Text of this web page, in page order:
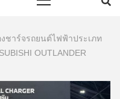
ชาร์จรถยนต์ไฟฟ้าประเภท
OUTLANDER